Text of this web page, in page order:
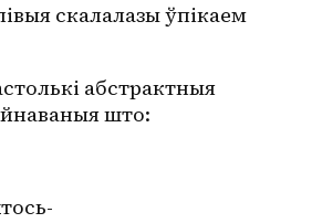
скалалазы ўпікаем
абстрактныя
што: